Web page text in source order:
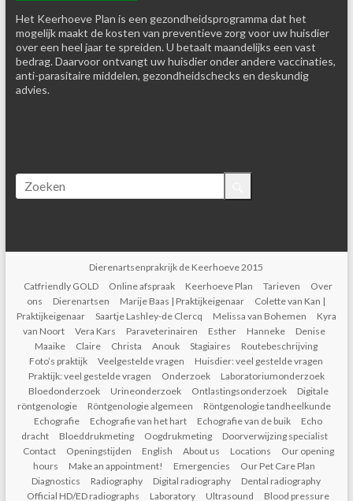
Het Keerhoeve Plan is een gezondheidsprogramma dat het
mogelijk maakt de kosten van preventieve zorg voor uw huisdier
over een heel jaar te spreiden. U betaalt maandelijks een vast
bedrag. Daarvoor ontvangt uw huisdier onder andere vaccinaties,
anti-parasitaire middelen, gezondheidschecks en deskundig
advies.
Dierenartsenprakrijk de Keerhoeve 2015
Catfriendly GOLD
Online afspraak Keerhoeve Plan Tarieven
Over
ons
Dierenartsen Marije Baas | Praktijkeigenaar
Colette van Kan |
Praktijkeigenaar
Saartje Lashley-de Clercq Melissa van Bohemen
Kyra
van Noort
Vera Kars Paraveterinairen Esther Hanneke
Denise
Maaike
Claire Christa Anouk Stagiaires
Routebeschrijving
Foto’s praktijk
Veelgestelde vragen
Huisdier: veel gestelde vragen
Praktijk: veel gestelde vragen
Onderzoek
Laboratoriumonderzoek
Bloedonderzoek
Urineonderzoek Ontlastingsonderzoek
Digitale
röntgenologie
Röntgenologie algemeen
Röntgenologie tandheelkunde
Echografie
Echografie van het hart Echografie van de buik
Echo
dracht
Bloeddrukmeting Oogdrukmeting
Doorverwijzing specialist
Contact
Openingstijden English About us Locations
Our opening
hours
Make an appointment! Emergencies
Our Pet Care Plan
Diagnostics
Radiography Digital radiography
Dental radiography
Official HD/ED radiographs
Laboratory Ultrasound Blood pressure